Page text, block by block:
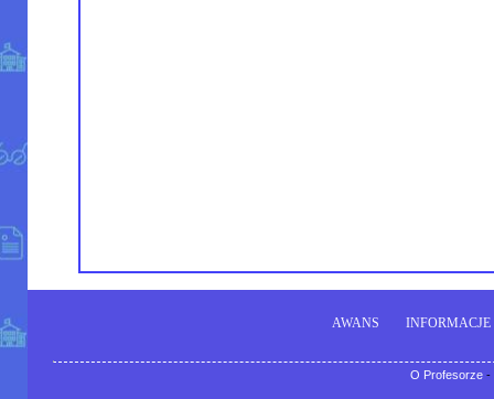
AWANS INFORMACJE
O Profesorze-